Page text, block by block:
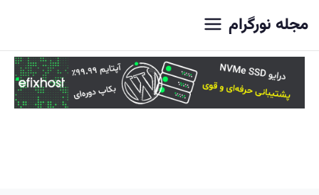
مجله نورگرام